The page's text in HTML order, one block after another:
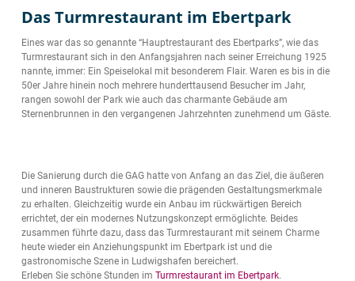
Das Turmrestaurant im Ebertpark
Eines war das so genannte “Hauptrestaurant des Ebertparks”, wie das
Turmrestaurant sich in den Anfangsjahren nach seiner Erreichung 1925
nannte, immer: Ein Speiselokal mit besonderem Flair. Waren es bis in die
50er Jahre hinein noch mehrere hunderttausend Besucher im Jahr,
rangen sowohl der Park wie auch das charmante Gebäude am
Sternenbrunnen in den vergangenen Jahrzehnten zunehmend um Gäste.
Die Sanierung durch die GAG hatte von Anfang an das Ziel, die äußeren
und inneren Baustrukturen sowie die prägenden Gestaltungsmerkmale
zu erhalten. Gleichzeitig wurde ein Anbau im rückwärtigen Bereich
errichtet, der ein modernes Nutzungskonzept ermöglichte. Beides
zusammen führte dazu, dass das Turmrestaurant mit seinem Charme
heute wieder ein Anziehungspunkt im Ebertpark ist und die
gastronomische Szene in Ludwigshafen bereichert.
Erleben Sie schöne Stunden im Turmrestaurant im Ebertpark.